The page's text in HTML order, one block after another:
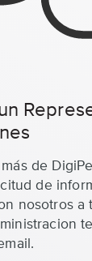
de
de
nosotros a